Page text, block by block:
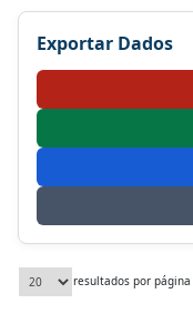
Exportar Dados
resultados por página